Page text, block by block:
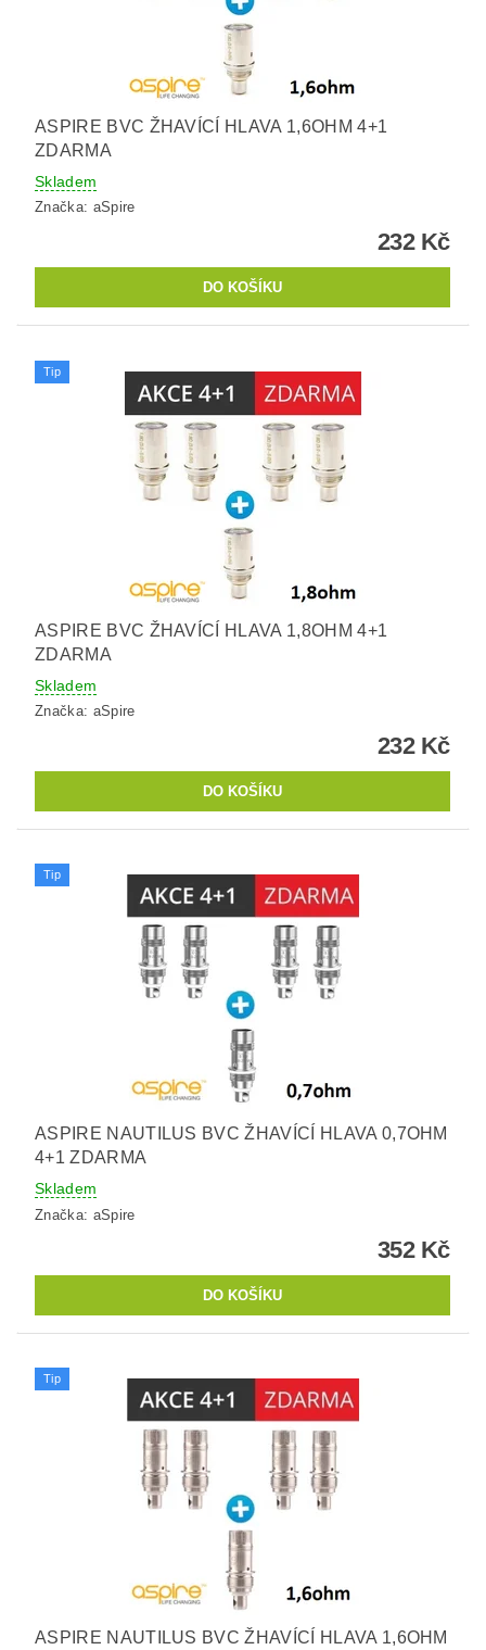
ASPIRE BVC ŽHAVÍCÍ HLAVA 1,6OHM 4+1
ZDARMA
Skladem
Značka: aSpire
232 Kč
Tip
ASPIRE BVC ŽHAVÍCÍ HLAVA 1,8OHM 4+1
ZDARMA
Skladem
Značka: aSpire
232 Kč
Tip
ASPIRE NAUTILUS BVC ŽHAVÍCÍ HLAVA 0,7OHM
4+1 ZDARMA
Skladem
Značka: aSpire
352 Kč
Tip
ASPIRE NAUTILUS BVC ŽHAVÍCÍ HLAVA 1,6OHM